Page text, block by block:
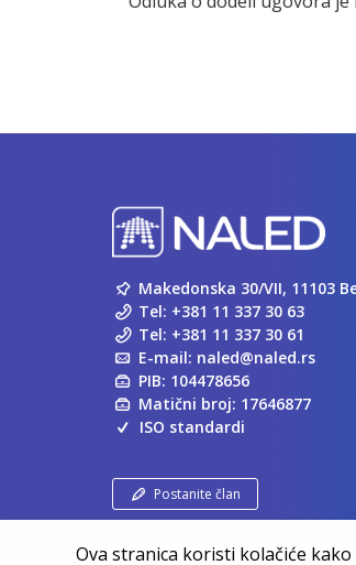
Makedonska 30/VII, 11103
Tel: +381 11 337 30 63
Tel: +381 11 337 30 61
E-mail: naled@naled.rs
PIB: 104478656
Matični broj: 17646877
ISO standardi
Postanite član
Ova stranica koristi kolačiće